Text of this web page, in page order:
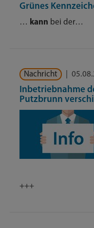
Grünes
… kann bei der…
Nachricht
Inbetriebnahme
Putzbrunn
+++